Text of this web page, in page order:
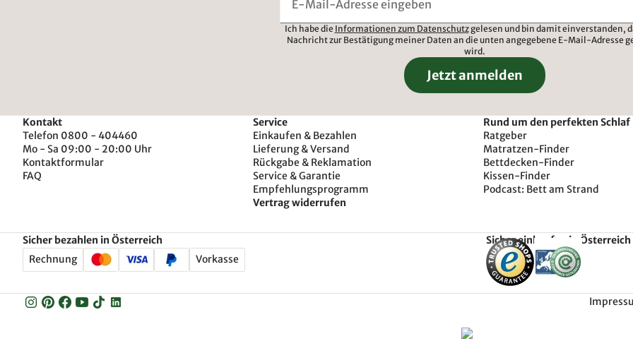
Ich habe die Informationen zum Datenschutzgelesen und bin damit einverstanden,
Nachricht zur Bestätigung meiner Daten an die unten angegebene E-Mail-Adresse
wird.
Jetzt anmelden
Kontakt
Telefon 0800 - 404460
Mo - Sa 09:00 - 20:00 Uhr
Kontaktformular
FAQ
Service
Einkaufen & Bezahlen
Lieferung & Versand
Rückgabe & Reklamation
Service & Garantie
Empfehlungsprogramm
Vertrag widerrufen
Rund um den perfekten Schlaf
Ratgeber
Matratzen-Finder
Bettdecken-Finder
Kissen-Finder
Podcast: Bett am Strand
Sicher bezahlen in Österreich
Rechnung
Vorkasse
Sicher einkaufen in Österreich